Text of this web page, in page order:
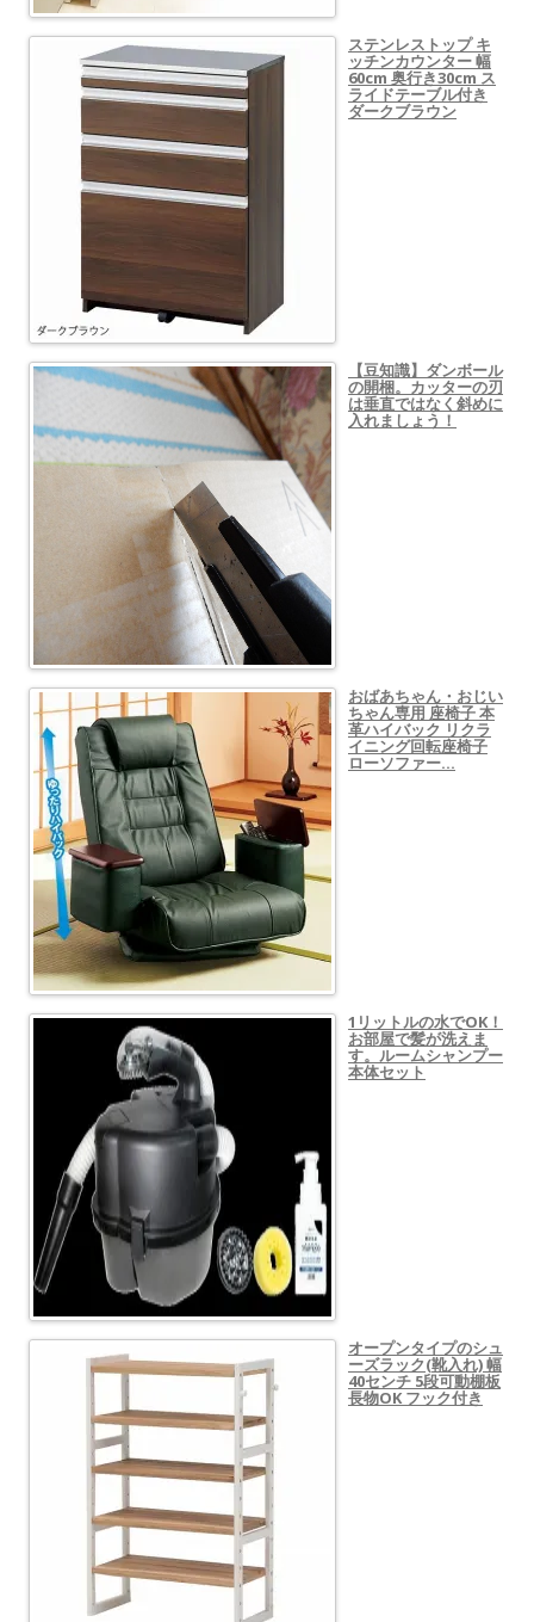
ステンレストップ キ
ッチンカウンター 幅
60cm 奥行き30cm ス
ライドテーブル付き
ダークブラウン
【豆知識】ダンボール
の開梱。カッターの刃
は垂直ではなく斜めに
入れましょう！
おばあちゃん・おじい
ちゃん専用 座椅子 本
革ハイバック リクラ
イニング回転座椅子
ローソファー…
1リットルの水でOK！
お部屋で髪が洗えま
す。ルームシャンプー
本体セット
オープンタイプのシュ
ーズラック(靴入れ) 幅
40センチ 5段可動棚板
長物OK フック付き